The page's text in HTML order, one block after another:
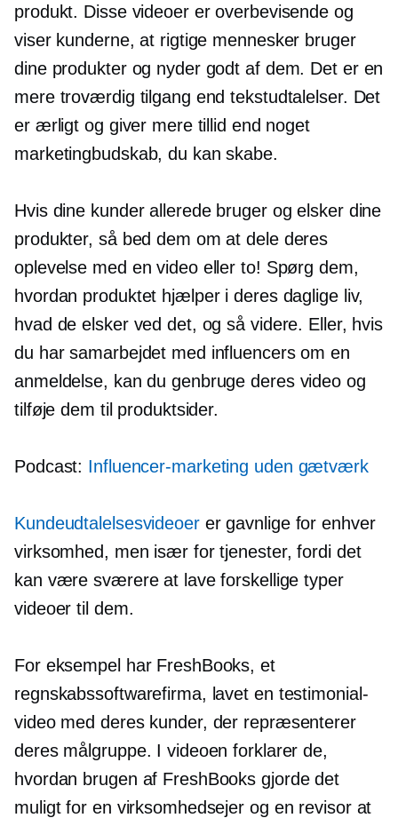
produkt. Disse videoer er overbevisende og
viser kunderne, at rigtige mennesker bruger
dine produkter og nyder godt af dem. Det er en
mere troværdig tilgang end tekstudtalelser. Det
er ærligt og giver mere tillid end noget
marketingbudskab, du kan skabe.
Hvis dine kunder allerede bruger og elsker dine
produkter, så bed dem om at dele deres
oplevelse med en video eller to! Spørg dem,
hvordan produktet hjælper i deres daglige liv,
hvad de elsker ved det, og så videre. Eller, hvis
du har samarbejdet med influencers om en
anmeldelse, kan du genbruge deres video og
tilføje dem til produktsider.
Podcast: Influencer-marketing uden gætværk
Kundeudtalelsesvideoerer gavnlige for enhver
virksomhed, men især for tjenester, fordi det
kan være sværere at lave forskellige typer
videoer til dem.
For eksempel har FreshBooks, et
regnskabssoftwarefirma, lavet en testimonial-
video med deres kunder, der repræsenterer
deres målgruppe. I videoen forklarer de,
hvordan brugen af ​​FreshBooks gjorde det
muligt for en virksomhedsejer og en revisor at